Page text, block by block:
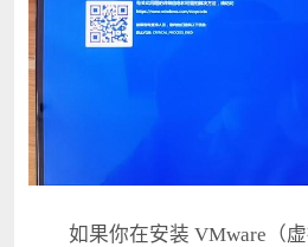
如果你在安装 VMware（虚